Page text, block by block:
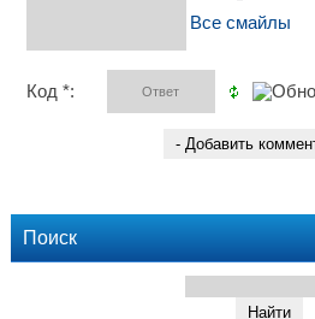
Все смайлы
Код *:
Поиск